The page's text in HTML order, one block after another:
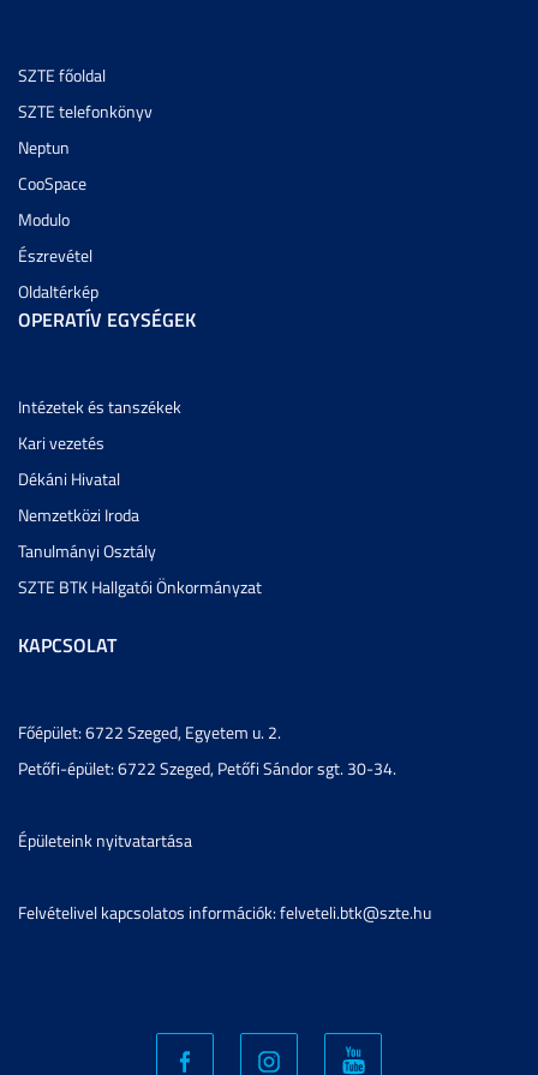
SZTE főoldal
SZTE telefonkönyv
Neptun
CooSpace
Modulo
Észrevétel
Oldaltérkép
OPERATÍV EGYSÉGEK
Intézetek és tanszékek
Kari vezetés
Dékáni Hivatal
Nemzetközi Iroda
Tanulmányi Osztály
SZTE BTK Hallgatói Önkormányzat
KAPCSOLAT
Főépület: 6722 Szeged, Egyetem u. 2.
Petőfi-épület: 6722 Szeged, Petőfi Sándor sgt. 30-34.
Épületeink nyitvatartása
Felvételivel kapcsolatos információk: felveteli.btk@szte.hu